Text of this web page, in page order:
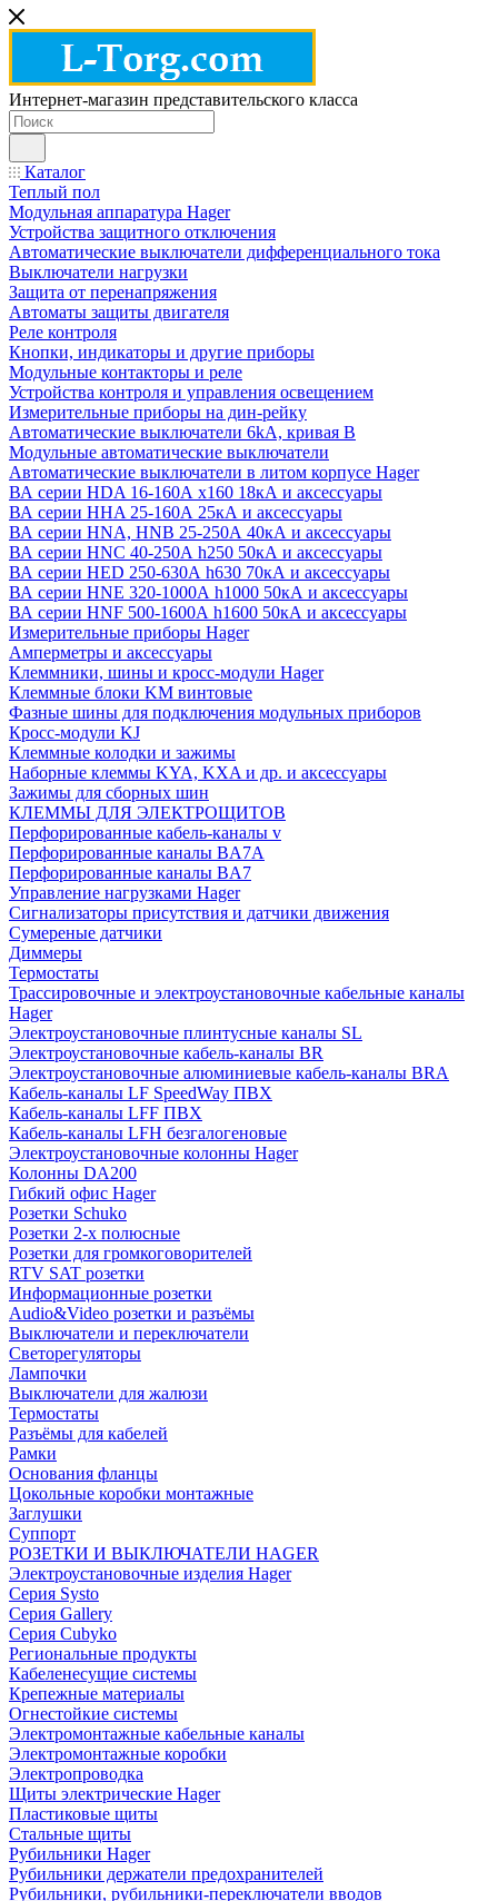
Интернет-магазин представительского класса
Каталог
Теплый пол
Модульная аппаратура Hager
Устройства защитного отключения
Автоматические выключатели дифференциального тока
Выключатели нагрузки
Защита от перенапряжения
Автоматы защиты двигателя
Реле контроля
Кнопки, индикаторы и другие приборы
Модульные контакторы и реле
Устройства контроля и управления освещением
Измерительные приборы на дин-рейку
Автоматические выключатели 6kA, кривая В
Модульные автоматические выключатели
Автоматические выключатели в литом корпусе Hager
ВА серии HDA 16-160А x160 18кА и аксессуары
ВА серии HHA 25-160А 25кА и аксессуары
ВА серии HNA, HNB 25-250А 40кА и аксессуары
ВА серии HNC 40-250А h250 50кА и аксессуары
ВА серии HED 250-630А h630 70кА и аксессуары
ВА серии HNE 320-1000А h1000 50кА и аксессуары
ВА серии HNF 500-1600А h1600 50кА и аксессуары
Измерительные приборы Hager
Амперметры и аксессуары
Клеммники, шины и кросс-модули Hager
Клеммные блоки KM винтовые
Фазные шины для подключения модульных приборов
Кросс-модули KJ
Клеммные колодки и зажимы
Наборные клеммы KYA, KXA и др. и аксессуары
Зажимы для сборных шин
КЛЕММЫ ДЛЯ ЭЛЕКТРОЩИТОВ
Перфорированные кабель-каналы v
Перфорированные каналы BA7A
Перфорированные каналы BA7
Управление нагрузками Hager
Сигнализаторы присутствия и датчики движения
Сумереные датчики
Диммеры
Термостаты
Трассировочные и электроустановочные кабельные каналы
Hager
Электроустановочные плинтусные каналы SL
Электроустановочные кабель-каналы BR
Электроустановочные алюминиевые кабель-каналы BRA
Кабель-каналы LF SpeedWay ПВХ
Кабель-каналы LFF ПВХ
Кабель-каналы LFH безгалогеновые
Электроустановочные колонны Hager
Колонны DA200
Гибкий офис Hager
Розетки Schuko
Розетки 2-х полюсные
Розетки для громкоговорителей
RTV SAT розетки
Информационные розетки
Audio&Video розетки и разъёмы
Выключатели и переключатели
Светорегуляторы
Лампочки
Выключатели для жалюзи
Термостаты
Разъёмы для кабелей
Рамки
Основания фланцы
Цокольные коробки монтажные
Заглушки
Суппорт
РОЗЕТКИ И ВЫКЛЮЧАТЕЛИ HAGER
Электроустановочные изделия Hager
Серия Systo
Серия Gallery
Серия Cubyko
Региональные продукты
Кабеленесущие системы
Крепежные материалы
Огнестойкие системы
Электромонтажные кабельные каналы
Электромонтажные коробки
Электропроводка
Щиты электрические Hager
Пластиковые щиты
Стальные щиты
Рубильники Hager
Рубильники держатели предохранителей
Рубильники, рубильники-переключатели вводов